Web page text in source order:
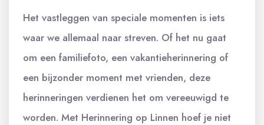
Het vastleggen van speciale momenten is iets
waar we allemaal naar streven. Of het nu gaat
om een familiefoto, een vakantieherinnering of
een bijzonder moment met vrienden, deze
herinneringen verdienen het om vereeuwigd te
worden. Met Herinnering op Linnen hoef je niet